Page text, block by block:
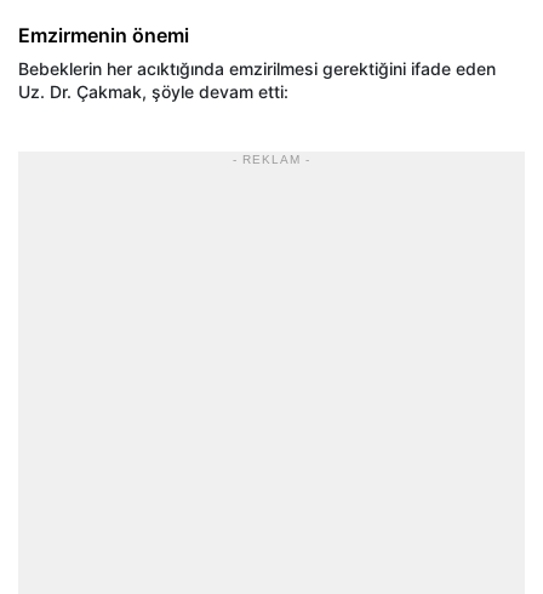
Emzirmenin önemi
Bebeklerin her acıktığında emzirilmesi gerektiğini ifade eden
Uz. Dr. Çakmak, şöyle devam etti:
- REKLAM -